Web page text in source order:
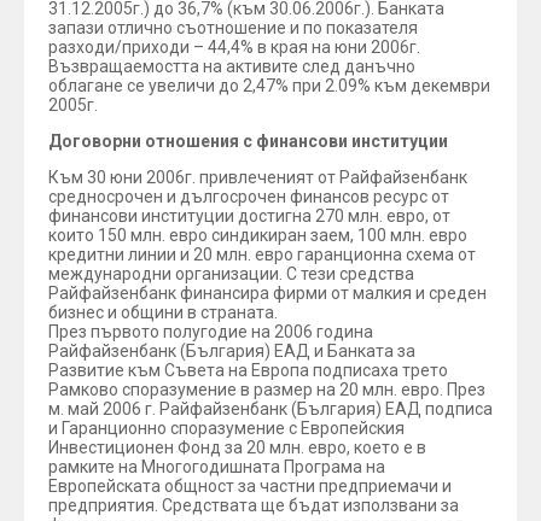
31.12.2005г.) до 36,7% (към 30.06.2006г.). Банката
запази отлично съотношение и по показателя
разходи/приходи – 44,4% в края на юни 2006г.
Възвращаемостта на активите след данъчно
облагане се увеличи до 2,47% при 2.09% към декември
2005г.
Договорни отношения с финансови институции
Към 30 юни 2006г. привлеченият от Райфайзенбанк
средносрочен и дългосрочен финансов ресурс от
финансови институции достигна 270 млн. евро, от
които 150 млн. евро синдикиран заем, 100 млн. евро
кредитни линии и 20 млн. евро гаранционна схема от
международни организации. С тези средства
Райфайзенбанк финансира фирми от малкия и среден
бизнес и общини в страната.
През първото полугодие на 2006 година
Райфайзенбанк (България) ЕАД и Банката за
Развитие към Съвета на Европа подписаха трето
Рамково споразумение в размер на 20 млн. евро. През
м. май 2006 г. Райфайзенбанк (България) ЕАД подписа
и Гаранционно споразумение с Европейския
Инвестиционен Фонд за 20 млн. евро, което е в
рамките на Многогодишната Програма на
Европейската общност за частни предприемачи и
предприятия. Средствата ще бъдат използвани за